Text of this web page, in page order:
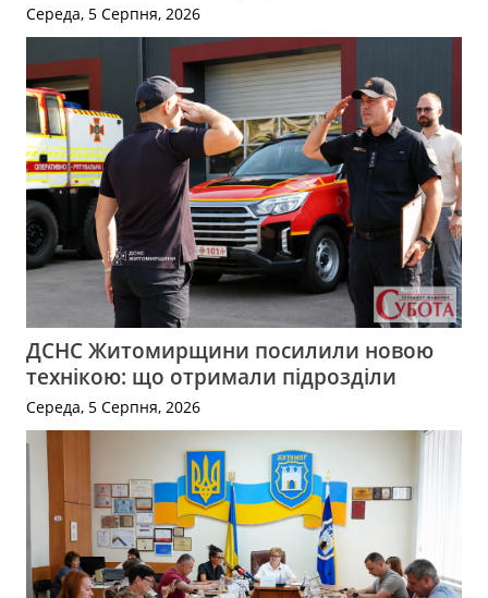
Середа, 5 Серпня, 2026
ДСНС Житомирщини посилили новою
технікою: що отримали підрозділи
Середа, 5 Серпня, 2026